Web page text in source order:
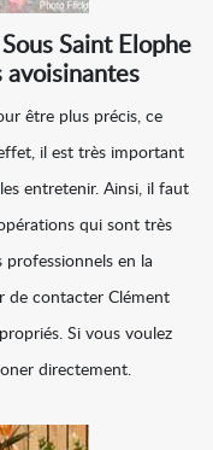
Saint Elophe
être plus précis, ce
il est très important
entretenir. Ainsi, il faut
qui sont très
professionnels en la
de contacter Clément
Si vous voulez
directement.